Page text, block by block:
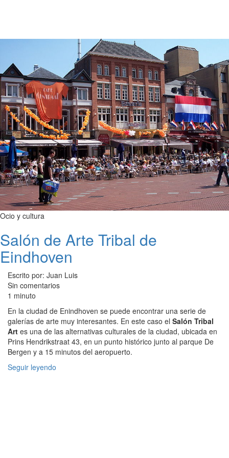
Ocio y cultura
Salón de Arte Tribal de
Eindhoven
Escrito por: Juan Luis
Sin comentarios
1 minuto
En la ciudad de Enindhoven se puede encontrar una serie de
galerías de arte muy interesantes. En este caso el Salón Tribal
Art es una de las alternativas culturales de la ciudad, ubicada en
Prins Hendrikstraat 43, en un punto histórico junto al parque De
Bergen y a 15 minutos del aeropuerto.
Seguir leyendo